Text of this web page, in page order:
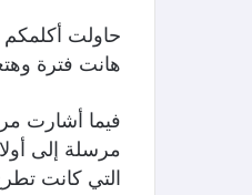
حاولت
هانت فترة
فيما أشارت
مرسلة إلى
التي كانت